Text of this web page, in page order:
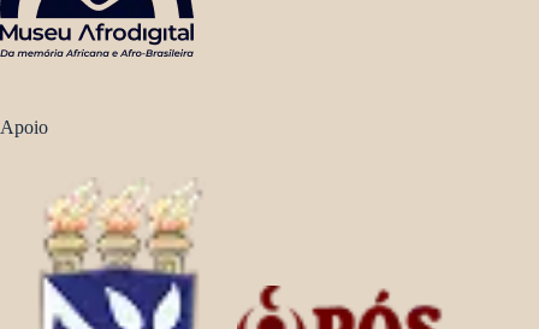
Apoio